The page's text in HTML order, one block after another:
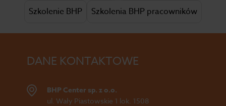
Szkolenie BHP
Szkolenia BHP pracowników
DANE KONTAKTOWE
BHP Center sp. z o.o.
ul. Wały Piastowskie 1 lok. 1508